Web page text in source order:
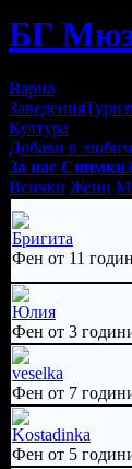
БГ
Варна
Заведения
Култура
Добави в
За нас Снимки
Всички Жени
Бригита
Фен от 11
Юлия
Фен от 3
veselka
Фен от 7
Kostadinka
Фен от 5